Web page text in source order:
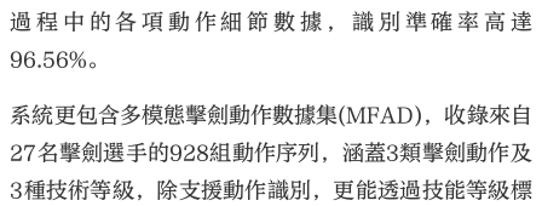
過程中的各項動作細節數據，識別準確率高達
96.56%。
系統更包含多模態擊劍動作數據集(MFAD)，收錄來自
27名擊劍選手的928組動作序列，涵蓋3類擊劍動作及
3種技術等級，除支援動作識別，更能透過技能等級標